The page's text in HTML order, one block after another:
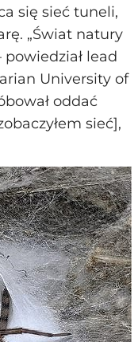
się sieć tuneli,
„Świat natury
lead
University of
oddać
sieć],